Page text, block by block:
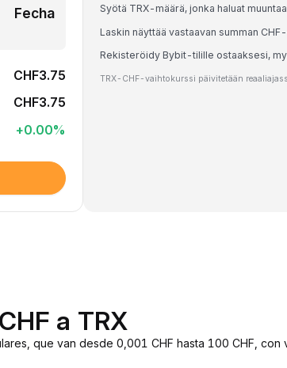
Fecha
CHF3.75
CHF3.75
+0.00%
Syötä TRX-määrä, jonka haluat muuntaa
Laskin näyttää vastaavan summan
Rekisteröidy Bybit-tilille ostaaksesi,
TRX-CHF-vaihtokurssi päivitetään
a TRX
que van desde 0,001 CHF hasta 100 CHF,